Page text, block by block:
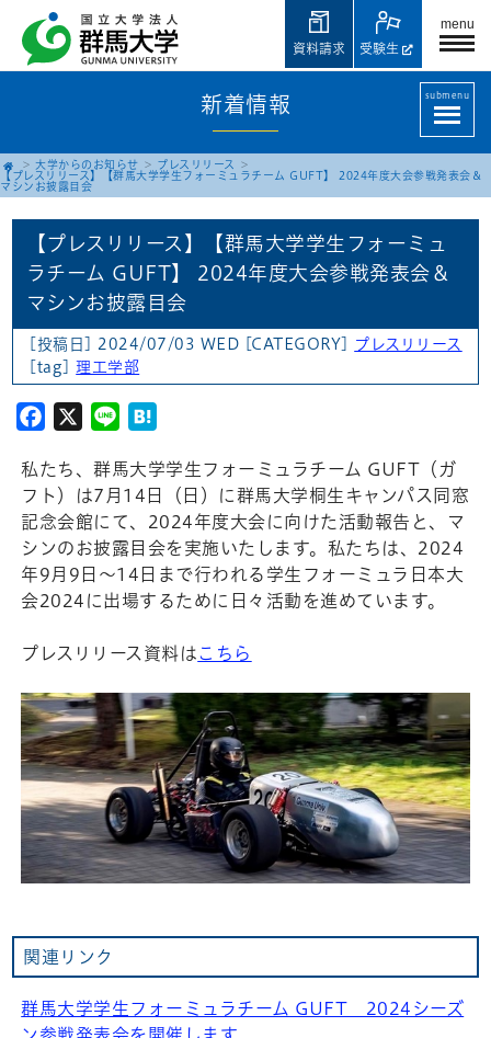
menu
受験生
資料請求
新着情報 submenu
大学からのお知らせ
プレスリリース
【プレスリリース】【群馬大学学生フォーミュラチーム GUFT】 2024年度大会参戦発表会＆
マシンお披露目会
【プレスリリース】【群馬大学学生フォーミュ
ラチーム GUFT】 2024年度大会参戦発表会＆
マシンお披露目会
[投稿日] 2024/07/03 WED [CATEGORY]
プレスリリース
[tag] 理工学部
Facebook
X Line
私たち、群馬大学学生フォーミュラチーム GUFT（ガ
フト）は7月14日（日）に群馬大学桐生キャンパス同窓
記念会館にて、2024年度大会に向けた活動報告と、マ
シンのお披露目会を実施いたします。私たちは、2024
年9月9日～14日まで行われる学生フォーミュラ日本大
会2024に出場するために日々活動を進めています。
プレスリリース資料はこちら
関連リンク
群馬大学学生フォーミュラチーム GUFT 2024シーズ
ン参戦発表会を開催します